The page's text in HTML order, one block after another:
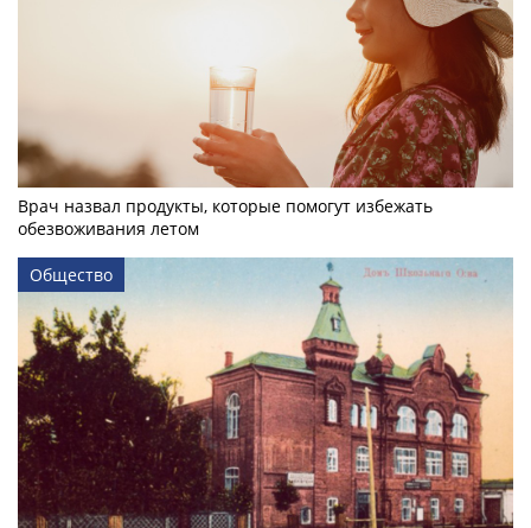
Врач назвал продукты, которые помогут избежать
обезвоживания летом
Общество